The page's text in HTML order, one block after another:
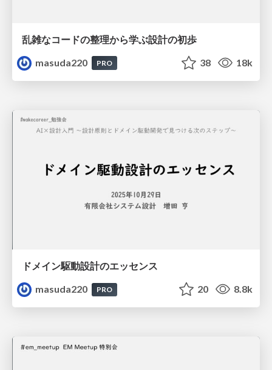
乱雑なコードの整理から学ぶ設計の初歩
masuda220
PRO 38 18k
ドメイン駆動設計のエッセンス
masuda220
PRO 20 8.8k